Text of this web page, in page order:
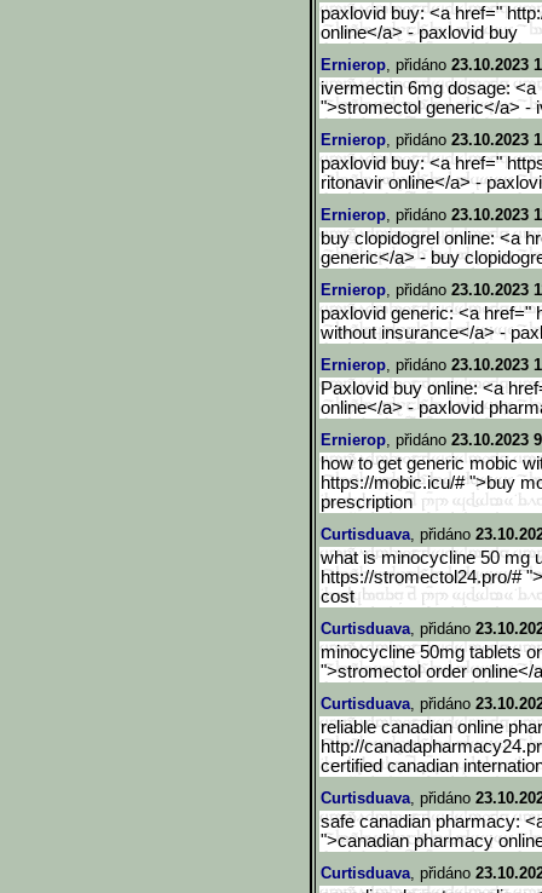
paxlovid buy: <a href="
online</a> - paxlovid buy
Ernierop, přidáno 23.10.2023
ivermectin 6mg dosage:
">stromectol generic</a> -
Ernierop, přidáno 23.10.2023
paxlovid buy: <a href="
ritonavir online</a> -
Ernierop, přidáno 23.10.2023
buy clopidogrel online: <a
generic</a> - buy
Ernierop, přidáno 23.10.2023
paxlovid generic: <a href="
without insurance</a> -
Ernierop, přidáno 23.10.2023
Paxlovid buy online: <a
online</a> - paxlovid
Ernierop, přidáno 23.10.2023
how to get generic mobic
https://mobic.icu/# ">buy
prescription
Curtisduava, přidáno
what is minocycline 50 mg
https://stromectol24.pro/#
cost
Curtisduava, přidáno
minocycline 50mg tablets
">stromectol order
Curtisduava, přidáno
reliable canadian online
http://
certified canadian
Curtisduava, přidáno
safe canadian pharmacy:
">canadian pharmacy
Curtisduava, přidáno